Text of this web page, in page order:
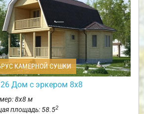
КАМЕРНОЙ СУШКИ
Дом с эркером 8х8
8х8 м
площадь: 58.52